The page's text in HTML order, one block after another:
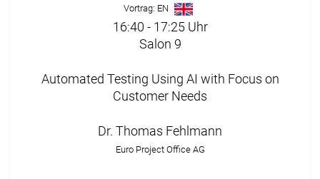
Vortrag: EN
16:40 - 17:25 Uhr
Salon 9
Automated Testing Using AI with Focus on
Customer Needs
Dr. Thomas Fehlmann
Euro Project Office AG